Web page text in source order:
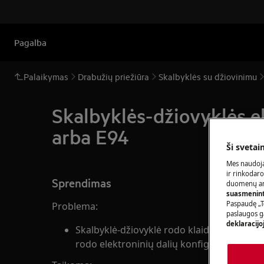
Pagalba
Palaikymas Drabužių priežiūra Skalbyklės su džiovinimu
Skalbyklės-džiovyklės
arba E94
Sprendimas
Problema:
Skalbyklė-džiovyklė rodo klaidos pranešimą
rodo elektroninių dalių konfigūracijos /
Ši
Mes
ir
duomenų
Paspaudę
paslaugos